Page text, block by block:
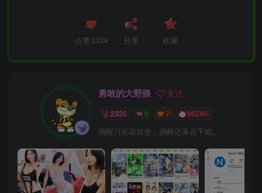
点赞 3334 分享 收藏
勇敢的大野狼 关注
2320 9 7 963W+
酒醒只在花前坐，酒醉还来花下眠。